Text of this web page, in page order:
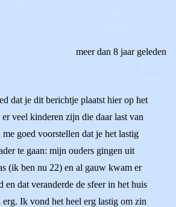
meer dan 8 jaar geleden
dat je dit berichtje plaatst hier op het
veel kinderen zijn die daar last van
goed voorstellen dat je het lastig
te gaan: mijn ouders gingen uit
(ik ben nu 22) en al gauw kwam er
en dat veranderde de sfeer in het huis
Ik vond het heel erg lastig om zin